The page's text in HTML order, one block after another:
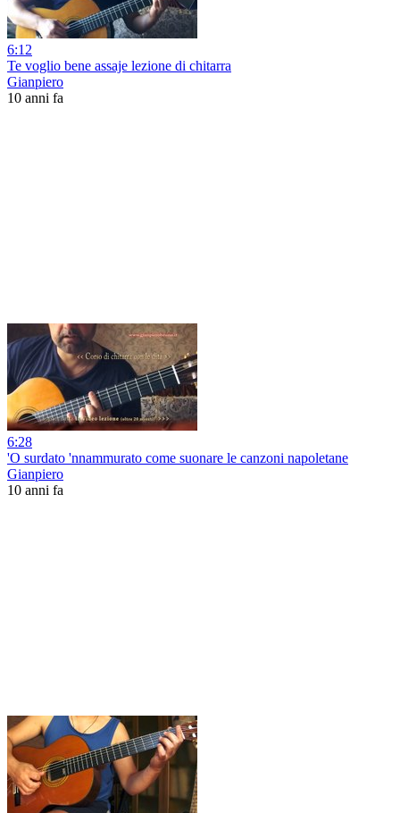
6:12
Te voglio bene assaje lezione di chitarra
Gianpiero
10 anni fa
6:28
'O surdato 'nnammurato come suonare le canzoni napoletane
Gianpiero
10 anni fa